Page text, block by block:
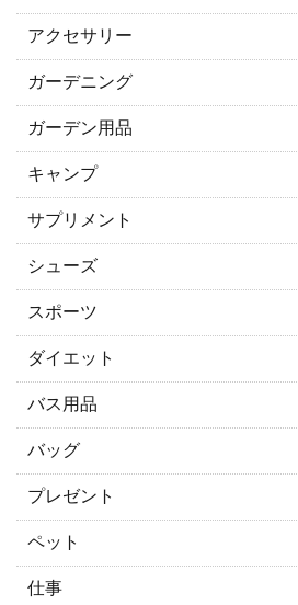
アクセサリー
ガーデニング
ガーデン用品
キャンプ
サプリメント
シューズ
スポーツ
ダイエット
バス用品
バッグ
プレゼント
ペット
仕事